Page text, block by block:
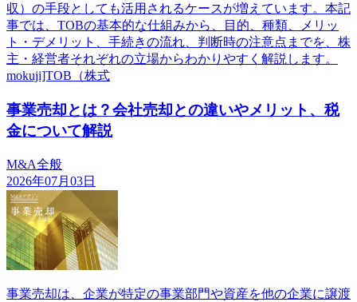
収）の手段としても活用されるケースが増えています。本記
事では、TOBの基本的な仕組みから、目的、種類、メリッ
ト・デメリット、手続きの流れ、判断時の注意点までを、株
主・経営者それぞれの立場からわかりやすく解説します。
mokuji]TOB（株式
事業売却とは？会社売却との違いやメリット、税
金について解説
M&A全般
2026年07月03日
事業売却は、企業が特定の事業部門や資産を他の企業に譲渡